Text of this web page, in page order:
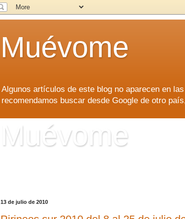
Muévome
Algunos artículos de este blog no aparecen en
recomendamos buscar desde Google de otro
Muévome
13 de julio de 2010